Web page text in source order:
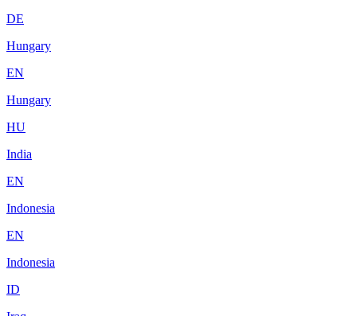
DE
Hungary
EN
Hungary
HU
India
EN
Indonesia
EN
Indonesia
ID